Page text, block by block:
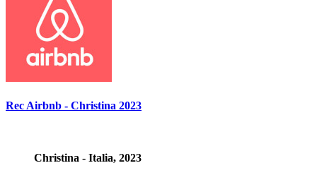
Rec Airbnb - Christina 2023
Christina - Italia, 2023